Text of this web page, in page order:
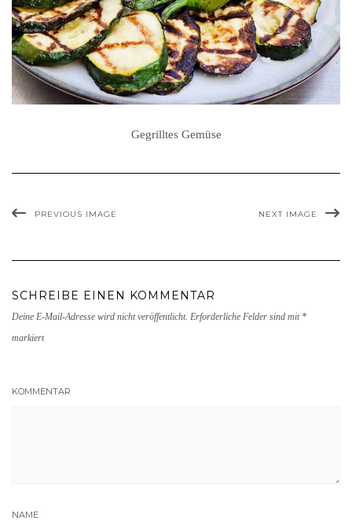
Gegrilltes Gemüse
PREVIOUS IMAGE NEXT IMAGE
SCHREIBE EINEN KOMMENTAR
Deine E-Mail-Adresse wird nicht veröffentlicht. Erforderliche Felder sind mit *
markiert
KOMMENTAR
NAME